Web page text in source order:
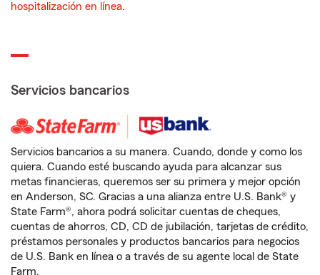
hospitalización en línea.
Servicios bancarios
Servicios bancarios a su manera. Cuando, donde y como los
quiera. Cuando esté buscando ayuda para alcanzar sus
metas financieras, queremos ser su primera y mejor opción
en Anderson, SC. Gracias a una alianza entre U.S. Bank® y
State Farm®, ahora podrá solicitar cuentas de cheques,
cuentas de ahorros, CD, CD de jubilación, tarjetas de crédito,
préstamos personales y productos bancarios para negocios
de U.S. Bank en línea o a través de su agente local de State
Farm.